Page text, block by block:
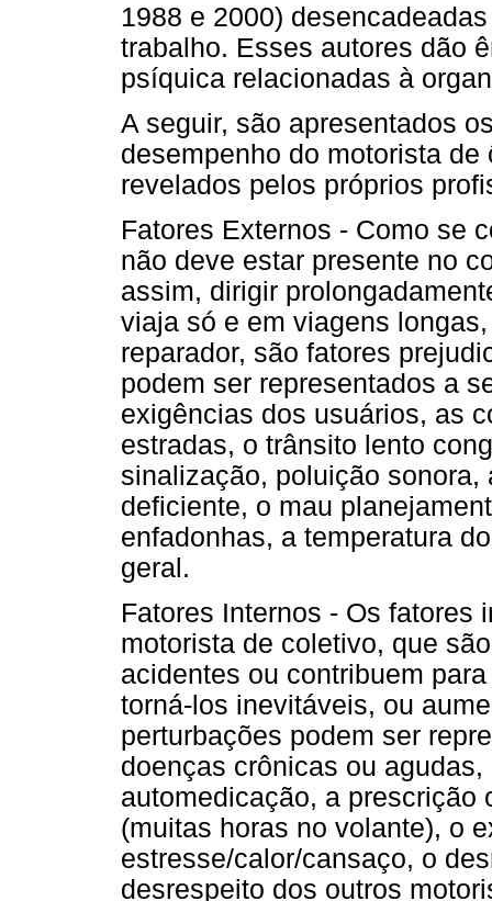
1988 e 2000)
trabalho. Esses autores dão
psíquica relacionadas à
A seguir, são apresentados
desempenho do motorista
revelados pelos próprios
Fatores Externos - Como se
não deve estar presente no
assim, dirigir
viaja só e em viagens
reparador, são fatores
podem ser representados a
exigências dos usuários, as
estradas, o trânsito lento
sinalização, poluição
deficiente, o mau
enfadonhas, a temperatura
geral.
Fatores Internos - Os fatores
motorista de coletivo, que
acidentes ou contribuem
torná-los inevitáveis, ou
perturbações podem ser
doenças crônicas ou
automedicação, a prescrição
(muitas horas no volante), o
estresse/calor/cansaço, o
desrespeito dos outros